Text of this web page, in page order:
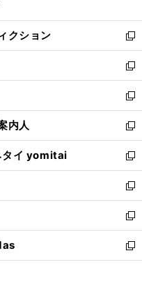
開
く
ウ
で
開
く
ン
ド
ウ
で
開
く
ウ
ィ
ン
ド
ウ
で
開
く
クション
新
し
い
ウ
ィ
ン
ド
ウ
で
開
く
新
し
い
ウ
ィ
ン
ド
ウ
で
開
く
新
し
い
ウ
ィ
ン
ド
ウ
で
開
く
内人
新
し
い
ウ
ィ
ン
ド
ウ
で
開
タイ yomitai
新
し
い
ウ
ィ
ン
ド
ウ
新
し
い
ウ
ィ
ン
新
し
い
ウ
新
し